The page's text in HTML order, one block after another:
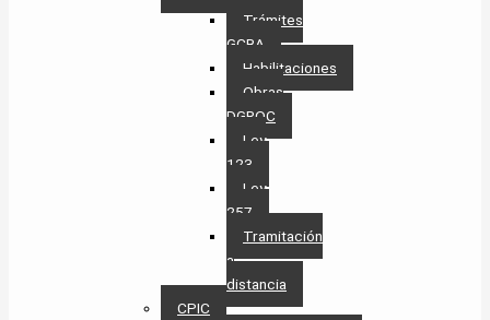
Trámites
GCBA
Habilitaciones
Obras
DGROC
Ley
123
Ley
257
Tramitación
a
distancia
CPIC